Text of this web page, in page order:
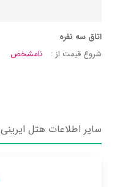
اتاق سه نفره
شروع قیمت از :
نامشخص
سایر اطلاعات هتل ایرینی